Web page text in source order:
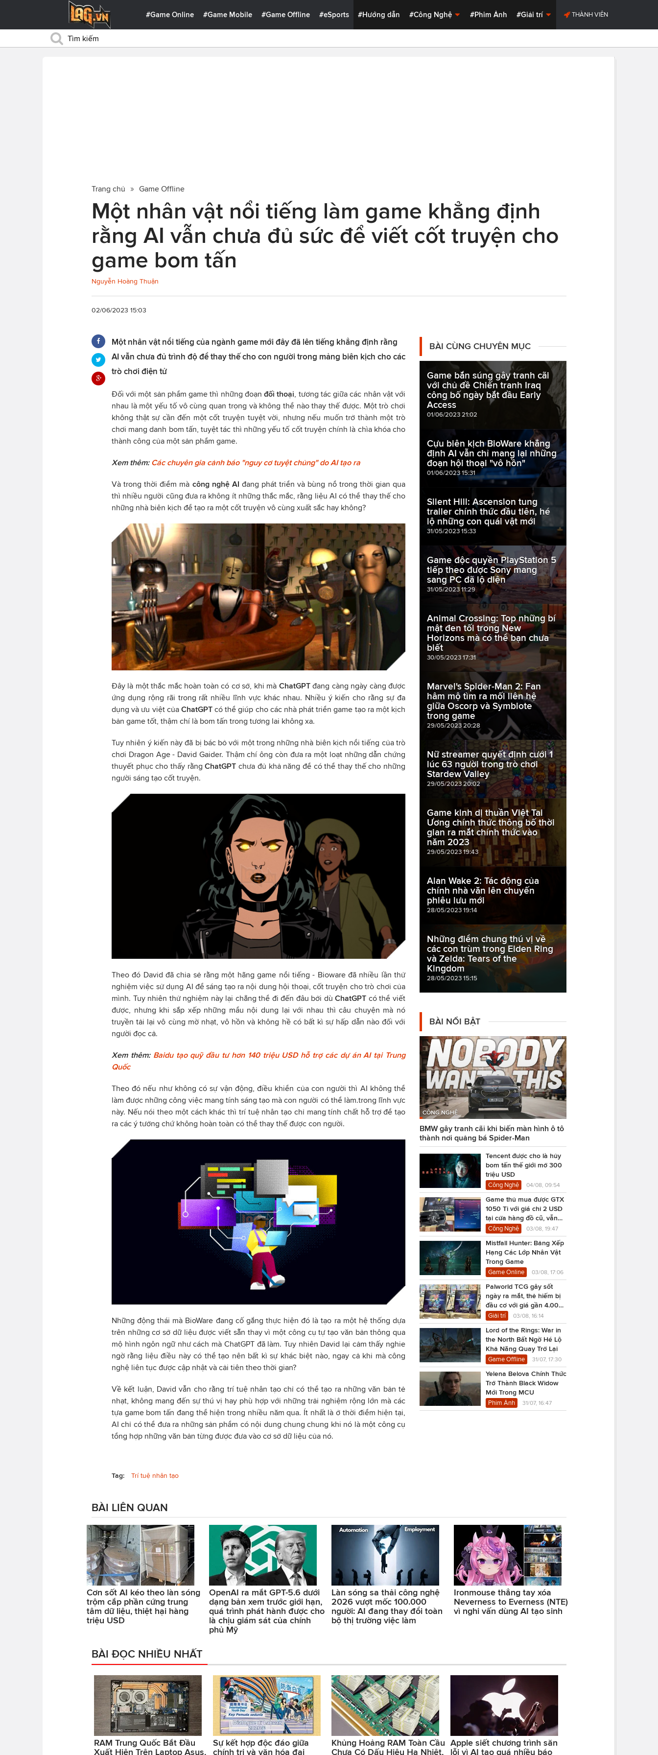
#Game Online #Game Mobile #Game Offline #eSports #Hướng dẫn #Công Nghệ #Phim Ảnh #Giải trí THÀNH VIÊN
Trang chủ Game Offline
Một nhân vật nổi tiếng làm game khẳng định
rằng AI vẫn chưa đủ sức để viết cốt truyện cho
game bom tấn
Nguyễn Hoàng Thuận
02/06/2023 15:03
Một nhân vật nổi tiếng của ngành game mới đây đã lên tiếng khẳng định rằng
AI vẫn chưa đủ trình độ để thay thế cho con người trong mảng biên kịch cho các
trò chơi điện tử
Đối với một sản phẩm game thì những đoạnđối thoại , tương tác giữa các nhân vật với
nhau là một yếu tố vô cùng quan trọng và không thể nào thay thế được. Một trò chơi
không thật sự cần đến một cốt truyện tuyệt vời, nhưng nếu muốn trở thành một trò
chơi mang danh bom tấn, tuyệt tác thì những yếu tố cốt truyện chính là chìa khóa cho
thành công của một sản phẩm game.
Xem thêm: Các chuyên gia cảnh báo "nguy cơ tuyệt chủng" do AI tạo ra
Và trong thời điểm mà công nghệ AI đang phát triển và bùng nổ trong thời gian qua
thì nhiều người cũng đưa ra không ít những thắc mắc, rằng liệu AI có thể thay thế cho
những nhà biên kịch để tạo ra một cốt truyện vô cùng xuất sắc hay không?
Đây là một thắc mắc hoàn toàn có cơ sở, khi mà ChatGPTđang càng ngày càng được
ứng dụng rộng rãi trong rất nhiều lĩnh vực khác nhau. Nhiều ý kiến cho rằng sự đa
dụng và ưu việt của ChatGPTcó thể giúp cho các nhà phát triển game tạo ra một kịch
bản game tốt, thậm chí là bom tấn trong tương lai không xa.
Tuy nhiên ý kiến này đã bị bác bỏ với một trong những nhà biên kịch nổi tiếng của trò
chơi Dragon Age - David Gaider. Thậm chí ông còn đưa ra một loạt những dẫn chứng
thuyết phục cho thấy rằngChatGPTchưa đủ khả năng để có thể thay thế cho những
người sáng tạo cốt truyện.
Theo đó David đã chia sẻ rằng một hãng game nổi tiếng - Bioware đã nhiều lần thử
nghiệm việc sử dụng AI để sáng tạo ra nội dung hội thoại, cốt truyện cho trò chơi của
mình. Tuy nhiên thử nghiệm này lại chẳng thể đi đến đâu bởi dùChatGPT có thể viết
được, nhưng khi sắp xếp những mẩu nội dung lại với nhau thì câu chuyện mà nó
truyền tải lại vô cùng mờ nhạt, vô hồn và không hề có bất kì sự hấp dẫn nào đối với
người đọc cả.
Xem thêm: Baidu tạo quỹ đầu tư hơn 140 triệu USD hỗ trợ các dự án AI tại Trung
Quốc
Theo đó nếu như không có sự vận động, điều khiển của con người thì AI không thể
làm được những công việc mang tính sáng tạo mà con người có thể làm.trong lĩnh vực
này. Nếu nói theo một cách khác thì trí tuệ nhân tạo chỉ mang tính chất hỗ trợ để tạo
ra các ý tưởng chứ không hoàn toàn có thể thay thế được con người.
Những động thái mà BioWare đang cố gắng thực hiện đó là tạo ra một hệ thống dựa
trên những cơ sở dữ liệu được viết sẵn thay vì một công cụ tự tạo văn bản thông qua
mộ hình ngôn ngữ như cách mà ChatGPT đã làm. Tuy nhiên David lại cảm thấy nghie
ngờ rằng liệu điều này có thể tạo nên bất kì sự khác biệt nào, ngay cả khi mà công
nghệ liên tục được cập nhật và cải tiên theo thời gian?
Về kết luận, David vẫn cho rằng trí tuệ nhân tạo chỉ có thể tạo ra những văn bản tẻ
nhạt, không mang đến sự thú vị hay phù hợp với những trải nghiệm rộng lớn mà các
tựa game bom tấn đang thể hiện trong nhiều năm qua. Ít nhất là ở thời điểm hiện tại,
AI chỉ có thể đưa ra những sản phẩm có nội dung chung chung khi nó là một công cụ
tổng hợp những văn bản từng được đưa vào cơ sở dữ liệu của nó.
Tag: Trí tuệ nhân tạo
BÀI CÙNG CHUYÊN MỤC
Game bắn súng gây tranh cãi
với chủ đề Chiến tranh Iraq
công bố ngày bắt đầu Early
Access
01/06/2023 21:02
Cựu biên kịch BioWare khẳng
định AI vẫn chỉ mang lại những
đoạn hội thoại "vô hồn"
01/06/2023 15:31
Silent Hill: Ascension tung
trailer chính thức đầu tiên, hé
lộ những con quái vật mới
31/05/2023 15:33
Game độc quyền PlayStation 5
tiếp theo được Sony mang
sang PC đã lộ diện
31/05/2023 11:29
Animal Crossing: Top những bí
mật đen tối trong New
Horizons mà có thể bạn chưa
biết
30/05/2023 17:31
Marvel's Spider-Man 2: Fan
hâm mộ tìm ra mối liên hệ
giữa Oscorp và Symbiote
trong game
29/05/2023 20:28
Nữ streamer quyết định cưới 1
lúc 63 người trong trò chơi
Stardew Valley
29/05/2023 20:02
Game kinh dị thuần Việt Tai
Ương chính thức thông bố thời
gian ra mắt chính thức vào
năm 2023
29/05/2023 19:43
Alan Wake 2: Tác động của
chính nhà văn lên chuyến
phiêu lưu mới
28/05/2023 19:14
Những điểm chung thú vị về
các con trùm trong Elden Ring
và Zelda: Tears of the
Kingdom
28/05/2023 15:15
BÀI NỔI BẬT
CÔNG NGHỆ
BMW gây tranh cãi khi biến màn hình ô tô
thành nơi quảng bá Spider-Man
Tencent được cho là hủy
bom tấn thế giới mở 300
triệu USD
Công Nghệ 04/08, 09:54
Game thủ mua được GTX
1050 Ti với giá chỉ 2 USD
tại cửa hàng đồ cũ, vẫn
chạy Cyberpunk 2077
Công Nghệ 03/08, 19:47
Mistfall Hunter: Bảng Xếp
Hạng Các Lớp Nhân Vật
Trong Game
Game Online 03/08, 17:06
Palworld TCG gây sốt
ngày ra mắt, thẻ hiếm bị
đầu cơ với giá gần 4.000
USD
Giải trí 03/08, 16:14
Lord of the Rings: War in
the North Bất Ngờ Hé Lộ
Khả Năng Quay Trở Lại
Game Offline 31/07, 17:30
Yelena Belova Chính Thức
Trở Thành Black Widow
Mới Trong MCU
Phim Ảnh 31/07, 16:47
BÀI LIÊN QUAN
Cơn sốt AI kéo theo làn sóng
trộm cắp phần cứng trung
tâm dữ liệu, thiệt hại hàng
triệu USD
OpenAI ra mắt GPT-5.6 dưới
dạng bản xem trước giới hạn,
quá trình phát hành được cho
là chịu giám sát của chính
phủ Mỹ
Làn sóng sa thải công nghệ
2026 vượt mốc 100.000
người: AI đang thay đổi toàn
bộ thị trường việc làm
Ironmouse thẳng tay xóa
Neverness to Everness (NTE)
vì nghi vấn dùng AI tạo sinh
BÀI ĐỌC NHIỀU NHẤT
RAM Trung Quốc Bắt Đầu
Xuất Hiện Trên Laptop Asus,
Sự kết hợp độc đáo giữa
chính trị và văn hóa đại
Khủng Hoảng RAM Toàn Cầu
Chưa Có Dấu Hiệu Hạ Nhiệt,
Apple siết chương trình săn
lỗi vì AI tạo quá nhiều báo